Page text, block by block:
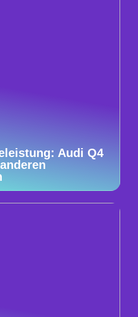
Audi Q4